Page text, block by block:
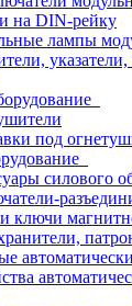
на DIN-рейку
лампы
под
силового
ключи